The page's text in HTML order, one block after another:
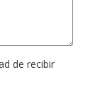
de recibir